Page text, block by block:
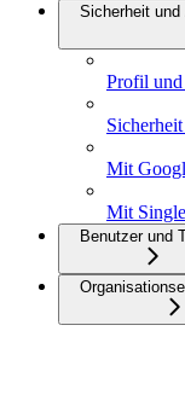
Sicherheit
Profil und
Mit
Mit
Benutzer und